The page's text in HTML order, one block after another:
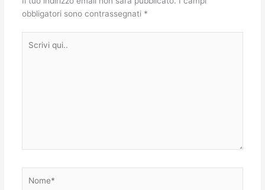
obbligatori sono contrassegnati *
qui..